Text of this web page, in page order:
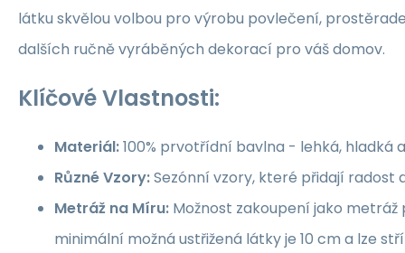
látku skvělou volbou pro výrobu povlečení,
dalších ručně vyráběných dekorací pro váš domov.
Klíčové Vlastnosti:
Materiál:100% prvotřídní bavlna - lehká, hladká
Různé Vzory:Sezónní vzory, které přidají radost
Metráž na Míru: Možnost zakoupení jako
minimální možná ustřižená látky je 10 cm a lze